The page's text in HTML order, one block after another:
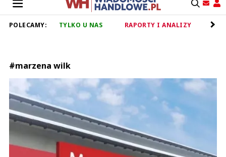
POLECAMY: TYLKO U NAS RAPORTY I ANALIZY
#marzena wilk